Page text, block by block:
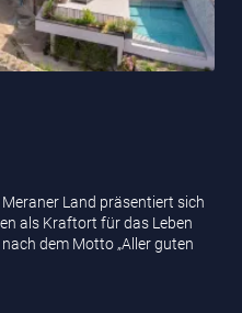
Land präsentiert sich
als Kraftort für das Leben
dem Motto „Aller guten